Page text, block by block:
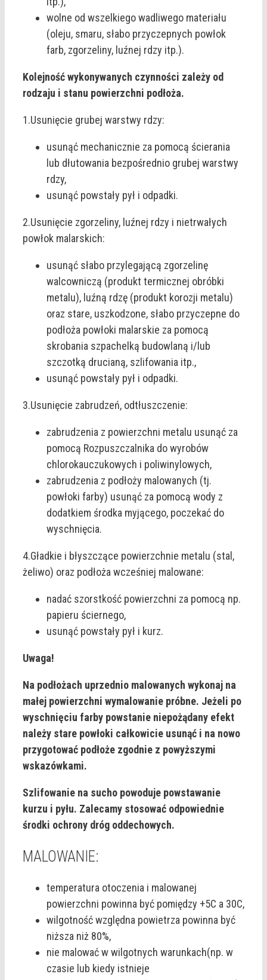
wolne od wszelkiego wadliwego materiału
(oleju, smaru, słabo przyczepnych powłok
farb, zgorzeliny, luźnej rdzy itp.).
Kolejność wykonywanych czynności zależy od
rodzaju i stanu powierzchni podłoża.
1.Usunięcie grubej warstwy rdzy:
usunąć mechanicznie za pomocą ścierania
lub dłutowania bezpośrednio grubej warstwy
rdzy,
usunąć powstały pył i odpadki.
2.Usunięcie zgorzeliny, luźnej rdzy i nietrwałych
powłok malarskich:
usunąć słabo przylegającą zgorzelinę
walcowniczą (produkt termicznej obróbki
metalu), luźną rdzę (produkt korozji metalu)
oraz stare, uszkodzone, słabo przyczepne do
podłoża powłoki malarskie za pomocą
skrobania szpachelką budowlaną i/lub
szczotką drucianą, szlifowania itp.,
usunąć powstały pył i odpadki.
3.Usunięcie zabrudzeń, odtłuszczenie:
zabrudzenia z powierzchni metalu usunąć za
pomocą Rozpuszczalnika do wyrobów
chlorokauczukowych i poliwinylowych,
zabrudzenia z podłoży malowanych (tj.
powłoki farby) usunąć za pomocą wody z
dodatkiem środka myjącego, poczekać do
wyschnięcia.
4.Gładkie i błyszczące powierzchnie metalu (stal,
żeliwo) oraz podłoża wcześniej malowane:
nadać szorstkość powierzchni za pomocą np.
papieru ściernego,
usunąć powstały pył i kurz.
Uwaga!
Na podłożach uprzednio malowanych wykonaj na
małej powierzchni wymalowanie próbne. Jeżeli po
wyschnięciu farby powstanie niepożądany efekt
należy stare powłoki całkowicie usunąć i na nowo
przygotować podłoże zgodnie z powyższymi
wskazówkami.
Szlifowanie na sucho powoduje powstawanie
kurzu i pyłu. Zalecamy stosować odpowiednie
środki ochrony dróg oddechowych.
MALOWANIE:
temperatura otoczenia i malowanej
powierzchni powinna być pomiędzy +5C a 30C,
wilgotność względna powietrza powinna być
niższa niż 80%,
nie malować w wilgotnych warunkach(np. w
czasie lub kiedy istnieje